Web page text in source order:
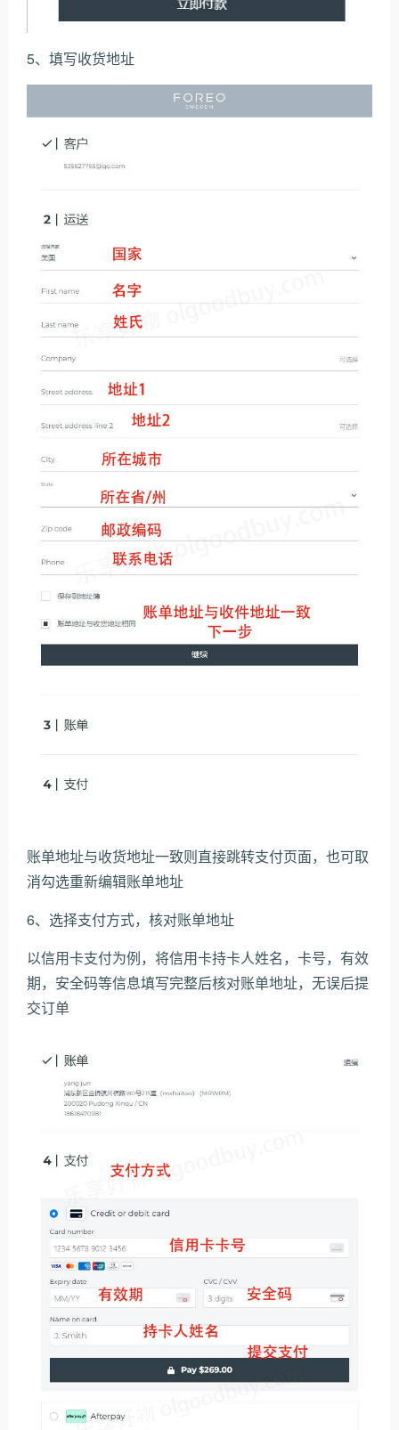
5、填写收货地址
账单地址与收货地址一致则直接跳转支付页面，也可取
消勾选重新编辑账单地址
6、选择支付方式，核对账单地址
以信用卡支付为例，将信用卡持卡人姓名，卡号，有效
期，安全码等信息填写完整后核对账单地址，无误后提
交订单